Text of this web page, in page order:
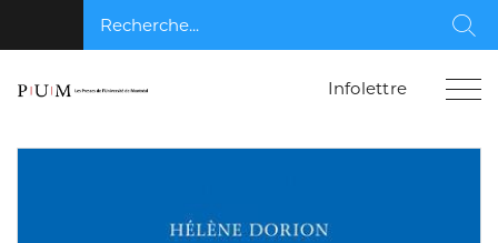
Recherche...
Infolettre